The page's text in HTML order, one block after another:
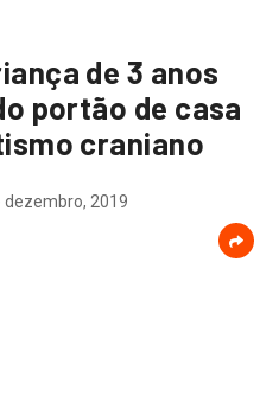
de 3 anos
portão de casa
craniano
dezembro, 2019